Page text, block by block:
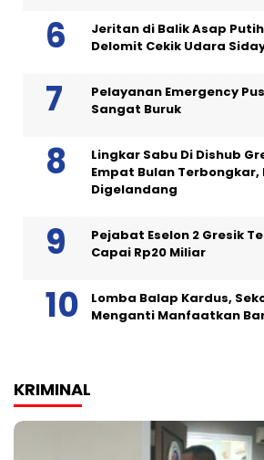
Jeritan di Balik Asap
Delomit Cekik Udara
Pelayanan Emergency
Sangat Buruk
Lingkar Sabu Di Dishub
Empat Bulan Terbongkar,
Digelandang
Pejabat Eselon 2 Gresik
Capai Rp20 Miliar
Lomba Balap Kardus,
Menganti Manfaatkan
KRIMINAL